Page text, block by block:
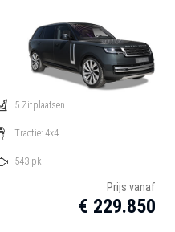
5 Zitplaatsen
Tractie: 4x4
543 pk
Prijs vanaf
€ 229.850